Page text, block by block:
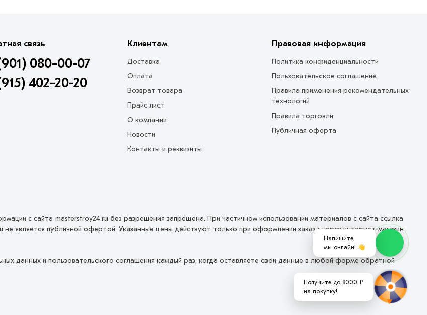
связь
080-00-07
402-20-20
Клиентам
Доставка
Оплата
Возврат товара
Прайс лист
О компании
Новости
Контакты и реквизиты
Правовая информация
Политика конфиденциальности
Пользовательское соглашение
Правила применения рекомендательных
технологий
Правила торговли
Публичная оферта
с сайта masterstroy24.ru без разрешения запрещена. При частичном использовании материалов с сайта ссылка
является публичной офертой. Указанные цены действуют только при оформлении заказа через интернет-магазин
данных и пользовательского соглашения каждый раз, когда оставляете свои данные в любой форме обратной
Напишите,
мы онлайн! 👋
Получите до 8000 ₽
на покупку!